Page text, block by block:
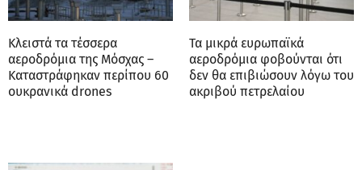
Κλειστά τα τέσσερα
αεροδρόμια της Μόσχας –
Καταστράφηκαν περίπου 60
ουκρανικά drones
Τα μικρά ευρωπαϊκά
αεροδρόμια φοβούνται ότι
δεν θα επιβιώσουν λόγω του
ακριβού πετρελαίου